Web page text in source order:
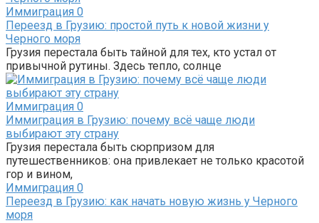
Иммиграция 0
Переезд в Грузию: простой путь к новой жизни у
Черного моря
Грузия перестала быть тайной для тех, кто устал от
привычной рутины. Здесь тепло, солнце
Иммиграция 0
Иммиграция в Грузию: почему всё чаще люди
выбирают эту страну
Грузия перестала быть сюрпризом для
путешественников: она привлекает не только красотой
гор и вином,
Иммиграция 0
Переезд в Грузию: как начать новую жизнь у Черного
моря